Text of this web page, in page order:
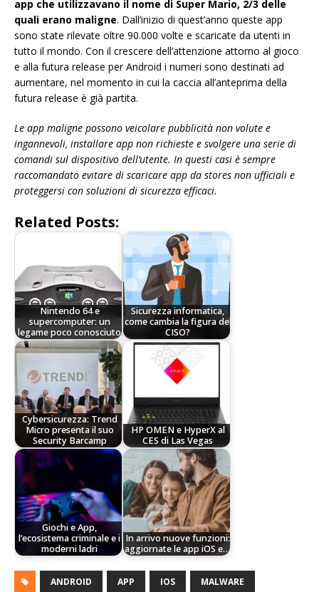
app che utilizzavano il nome di Super Mario, 2/3 delle
quali erano maligne. Dall’inizio di quest’anno queste app
sono state rilevate oltre 90.000 volte e scaricate da utenti in
tutto il mondo. Con il crescere dell’attenzione attorno al gioco
e alla futura release per Android i numeri sono destinati ad
aumentare, nel momento in cui la caccia all’anteprima della
futura release è già partita.
Le app maligne possono veicolare pubblicità non volute e
ingannevoli, installare app non richieste e svolgere una serie di
comandi sul dispositivo dell’utente. In questi casi è sempre
raccomandato evitare di scaricare app da stores non ufficiali e
proteggersi con soluzioni di sicurezza efficaci.
Related Posts:
Nintendo 64 e
supercomputer: un
legame poco conosciuto
Sicurezza informatica,
come cambia la figura del
CISO?
Cybersicurezza: Trend
Micro presenta il suo
Security Barcamp
HP OMEN e HyperX al
CES di Las Vegas
Giochi e App,
l’ecosistema criminale e i
moderni ladri
In arrivo nuove funzioni:
aggiornate le app iOS e…
ANDROID APP IOS MALWARE